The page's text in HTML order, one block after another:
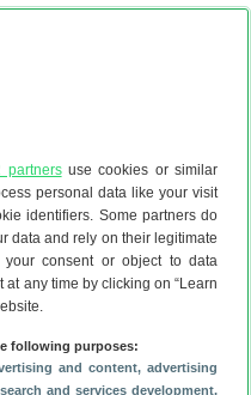
partnersuse cookies or similar
personal data like your visit
identifiers. Some partners do
data and rely on their legitimate
your consent or object to data
any time by clicking on “Learn
following purposes:
and content, advertising
and services development,
het overzicht